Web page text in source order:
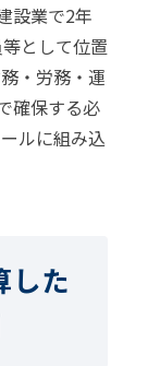
設業で2年
として位置
・労務・運
確保する必
ルに組み込
した